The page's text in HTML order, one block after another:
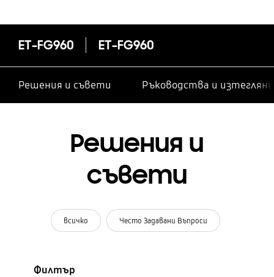
ET-FG960 ET-FG960
Решения и съвети Ръководства и
Решения и
съвети
всичко Често Задавани Въпроси
Филтър